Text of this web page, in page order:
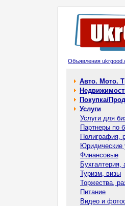
Объявления
Авто. Мото.
Покупка/
Услуги
Услуги для
Партнеры по
Полиграфия,
Юридические
Финансовые
Бухгалтерия,
Туризм, визы
Торжества,
Питание
Видео и